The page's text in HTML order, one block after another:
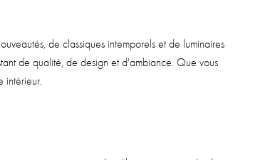
de classiques intemporels et de luminaires
de qualité, de design et d'ambiance. Que vous
intérieur.